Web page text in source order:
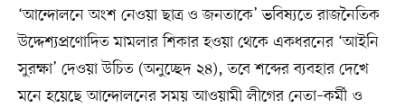
‘আন্দোলনে অংশ নেওয়া ছাত্র ও জনতাকে’ ভবিষ্যতে রাজনৈতিক
উদ্দেশ্যপ্রণোদিত মামলার শিকার হওয়া থেকে একধরনের ‘আইনি
সুরক্ষা’ দেওয়া উচিত (অনুচ্ছেদ ২৪), তবে শব্দের ব্যবহার দেখে
মনে হয়েছে আন্দোলনের সময় আওয়ামী লীগের নেতা–কর্মী ও